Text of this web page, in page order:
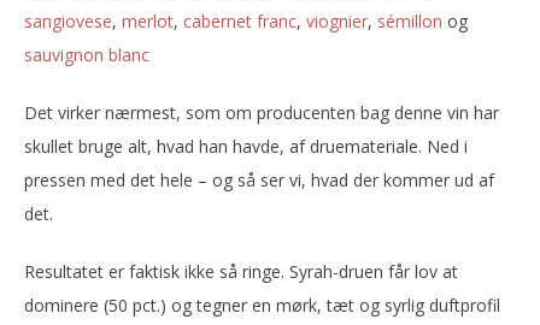
sangiovese, merlot, cabernet franc, viognier, sémillon og
sauvignon blanc
Det virker nærmest, som om producenten bag denne vin har
skullet bruge alt, hvad han havde, af druemateriale. Ned i
pressen med det hele – og så ser vi, hvad der kommer ud af
det.
Resultatet er faktisk ikke så ringe. Syrah-druen får lov at
dominere (50 pct.) og tegner en mørk, tæt og syrlig duftprofil